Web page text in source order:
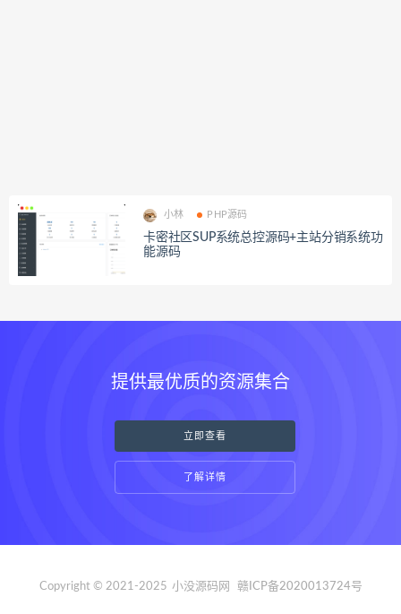
小林 PHP源码
卡密社区SUP系统总控源码+主站分销系统功
能源码
提供最优质的资源集合
立即查看
了解详情
Copyright © 2021-2025 小没源码网 赣ICP备2020013724号